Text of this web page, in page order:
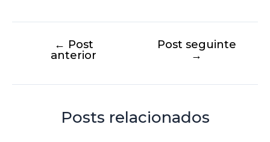
← Post
anterior
Post seguinte
→
Posts relacionados